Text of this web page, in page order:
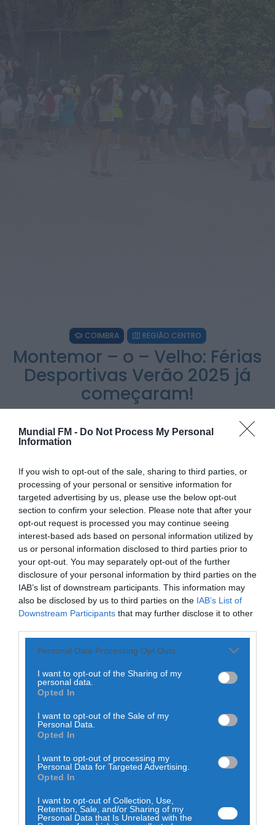
Mundial FM - Do Not Process My Personal
Information
If you wish to opt-out of the sale, sharing to third parties, or
processing of your personal or sensitive information for
targeted advertising by us, please use the below opt-out
section to confirm your selection. Please note that after your
opt-out request is processed you may continue seeing
interest-based ads based on personal information utilized by
us or personal information disclosed to third parties prior to
your opt-out. You may separately opt-out of the further
disclosure of your personal information by third parties on the
IAB’s list of downstream participants. This information may
also be disclosed by us to third parties on the IAB’s List of
Downstream Participants that may further disclose it to other
Personal Data Processing Opt Outs
I want to opt-out of the Sharing of my
personal data.
Opted In
I want to opt-out of the Sale of my
Personal Data.
Opted In
I want to opt-out of processing my
Personal Data for Targeted Advertising.
Opted In
I want to opt-out of Collection, Use,
Retention, Sale, and/or Sharing of my
Personal Data that Is Unrelated with the
SABSEG na época 2026/27
ONTEM, 18:09
em Castelo Branco
ONTEM, 23:08
Rádio Caria
Covilhã assinala Dia Internacional da
Juventude com entradas gratuitas na Piscina
Praia
ONTEM, 23:01
Rádio Caria
6 DE AGOSTO, 2026 — 22:53
COIMBRA REGIÃO CENTRO
Montemor – o – Velho: Férias
Desportivas Verão 2025 já
começaram!
Aventura, desporto, diversão e muitas gargalhadas foram
alguns dos ingredientes da primeira semana das Férias
Desportivas Verão 2025, que decorreu de 30 de junho a 4
de julho.
Canoagem, karaté, atletismo, equitação, caminhadas,
arborismo, bodyboard, piscina e bicicleta foram algumas
PARTILHAR ESTE ARTIGO
WhatsApp
Facebook
Messenger
Bluesky
TrelloTelegram
Copy
Link